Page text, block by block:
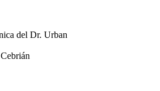
del Dr. Urban